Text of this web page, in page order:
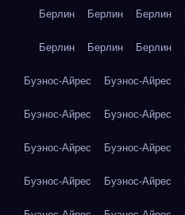
Берлин Берлин Берлин
Берлин Берлин Берлин
Буэнос-Айрес Буэнос-Айрес
Буэнос-Айрес Буэнос-Айрес
Буэнос-Айрес Буэнос-Айрес
Буэнос-Айрес Буэнос-Айрес